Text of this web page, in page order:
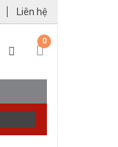
Liên hệ
0